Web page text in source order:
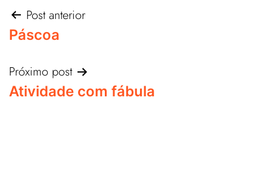
Post anterior
Páscoa
Próximo post
Atividade com fábula